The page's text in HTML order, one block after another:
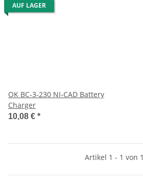
AUF LAGER
OK BC-3-230 NI-CAD Battery
Charger
10,08 € *
Artikel 1 - 1 von 1